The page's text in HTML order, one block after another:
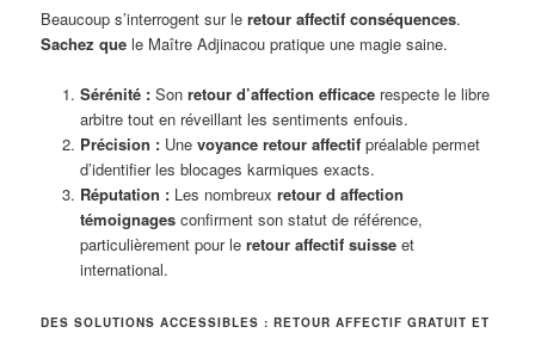
Beaucoup s’interrogent sur leretour affectif conséquences.
Sachez que le Maître Adjinacou pratique une magie saine.
Sérénité :Son retour d’affection efficacerespecte le libre
arbitre tout en réveillant les sentiments enfouis.
Précision :Une voyance retour affectifpréalable permet
d’identifier les blocages karmiques exacts.
Réputation :Les nombreux retour d affection
témoignagesconfirment son statut de référence,
particulièrement pour le retour affectif suisseet
international.
DES SOLUTIONS ACCESSIBLES : RETOUR AFFECTIF GRATUIT ET